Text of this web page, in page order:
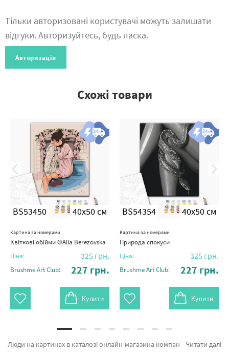
Тільки авторизовані користувачі можуть залишати
відгуки. Авторизуйтесь, будь ласка.
Авторизація
Схожі товари
BS53450 40x50 см
Картина за номерами
Квіткові обійми ©Alla Berezovska
Ціна: 325 грн.
Brushme Art Club: 227 грн.
Купити
BS54354 40x50 см
Картина за номерами
Природа спокуси
Ціна: 325 грн.
Brushme Art Club: 227 грн.
Купити
Читати далі
Люди на картинах в каталозі онлайн-магазина компанії Brushme. В даному місці можна обрати Картина за номерами Момент закоханих BS53881 від признаного бренду Brushme який надихає якістю. Будь-який товар з розділу «Картини за номерами» з гарантією та пройшов ретельний відбір фахівців компанії. Прогулянка в Мілані ©Оксана Воробій, Мандрівниця в Дубаї и Чарівна сопілка © Oleg Loburak а также хороший вибір найменувань за цікавими цінами. Купуючи Леонардо Да Вінчі або картина за номерами з фарбами, швидко доставимо в Суми або невелике місто. Бестселери та\або картини за номерами для малюків придбайте прямо зараз!